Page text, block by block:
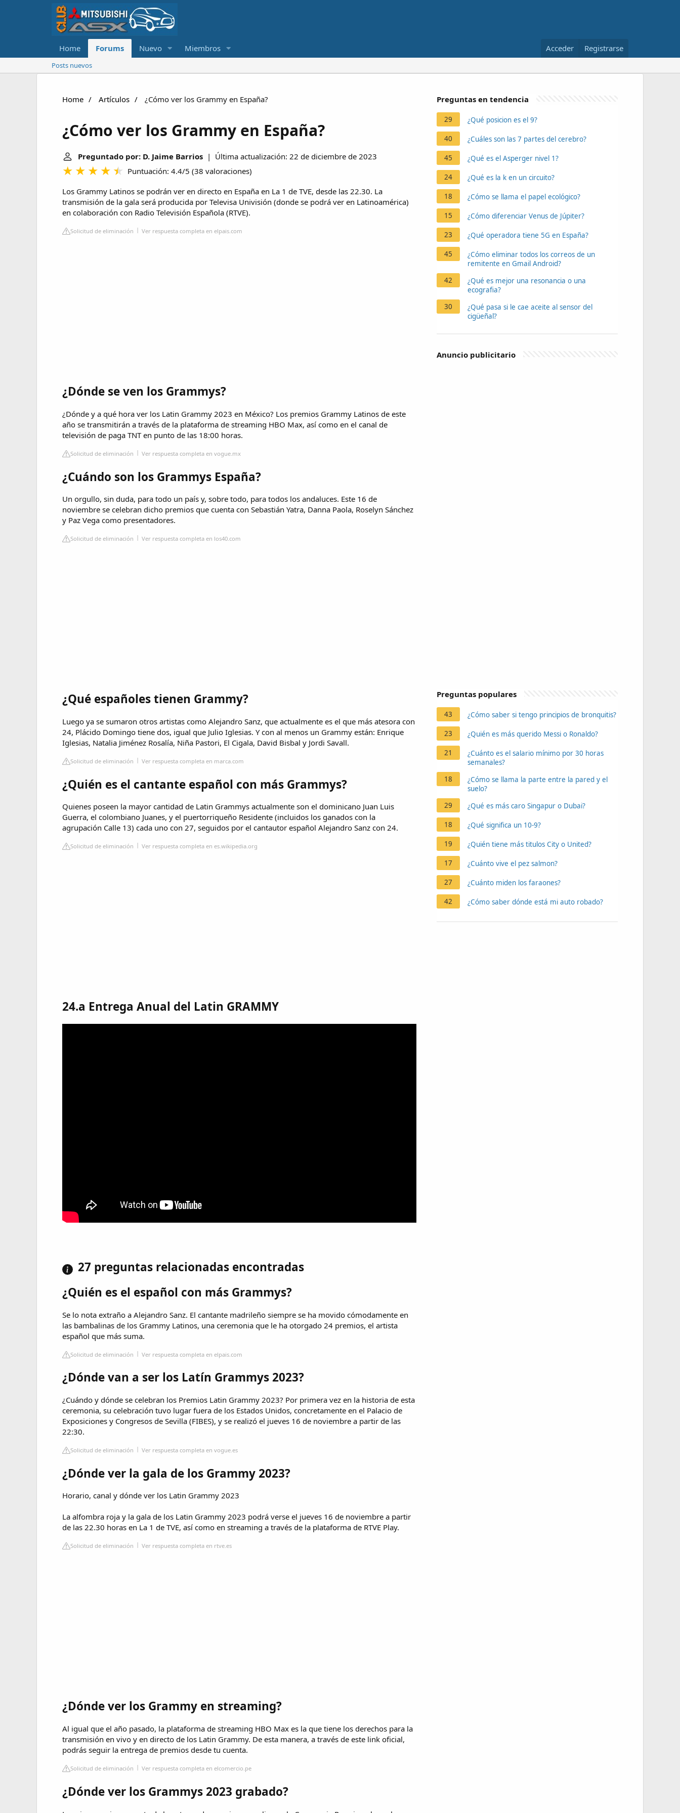
Home Forums Nuevo Miembros Acceder Registrarse
Posts nuevos
Home Artículos ¿Cómo ver los Grammy en España?
¿Cómo ver los Grammy en España?
Preguntado por: D. Jaime Barrios | Última actualización: 22 de diciembre de 2023
Puntuación: 4.4/5 (38 valoraciones)
Los Grammy Latinos se podrán ver en directo en España en La 1 de TVE, desde las 22.30. La
transmisión de la gala será producida por Televisa Univisión (donde se podrá ver en Latinoamérica)
en colaboración con Radio Televisión Española (RTVE).
Solicitud de eliminación Ver respuesta completa en elpais.com
¿Dónde se ven los Grammys?
¿Dónde y a qué hora ver los Latin Grammy 2023 en México? Los premios Grammy Latinos de este
año se transmitirán a través de la plataforma de streaming HBO Max, así como en el canal de
televisión de paga TNT en punto de las 18:00 horas.
Solicitud de eliminación Ver respuesta completa en vogue.mx
¿Cuándo son los Grammys España?
Un orgullo, sin duda, para todo un país y, sobre todo, para todos los andaluces. Este 16 de
noviembre se celebran dicho premios que cuenta con Sebastián Yatra, Danna Paola, Roselyn Sánchez
y Paz Vega como presentadores.
Solicitud de eliminación Ver respuesta completa en los40.com
¿Qué españoles tienen Grammy?
Luego ya se sumaron otros artistas como Alejandro Sanz, que actualmente es el que más atesora con
24, Plácido Domingo tiene dos, igual que Julio Iglesias. Y con al menos un Grammy están: Enrique
Iglesias, Natalia Jiménez Rosalía, Niña Pastori, El Cigala, David Bisbal y Jordi Savall.
Solicitud de eliminación Ver respuesta completa en marca.com
¿Quién es el cantante español con más Grammys?
Quienes poseen la mayor cantidad de Latin Grammys actualmente son el dominicano Juan Luis
Guerra, el colombiano Juanes, y el puertorriqueño Residente (incluidos los ganados con la
agrupación Calle 13) cada uno con 27, seguidos por el cantautor español Alejandro Sanz con 24.
Solicitud de eliminación Ver respuesta completa en es.wikipedia.org
24.a Entrega Anual del Latin GRAMMY
27 preguntas relacionadas encontradas
¿Quién es el español con más Grammys?
Se lo nota extraño a Alejandro Sanz. El cantante madrileño siempre se ha movido cómodamente en
las bambalinas de los Grammy Latinos, una ceremonia que le ha otorgado 24 premios, el artista
español que más suma.
Solicitud de eliminación Ver respuesta completa en elpais.com
¿Dónde van a ser los Latín Grammys 2023?
¿Cuándo y dónde se celebran los Premios Latin Grammy 2023? Por primera vez en la historia de esta
ceremonia, su celebración tuvo lugar fuera de los Estados Unidos, concretamente en el Palacio de
Exposiciones y Congresos de Sevilla (FIBES), y se realizó el jueves 16 de noviembre a partir de las
22:30.
Solicitud de eliminación Ver respuesta completa en vogue.es
¿Dónde ver la gala de los Grammy 2023?
Horario, canal y dónde ver los Latin Grammy 2023
La alfombra roja y la gala de los Latin Grammy 2023 podrá verse el jueves 16 de noviembre a partir
de las 22.30 horas en La 1 de TVE, así como en streaming a través de la plataforma de RTVE Play.
Solicitud de eliminación Ver respuesta completa en rtve.es
¿Dónde ver los Grammy en streaming?
Al igual que el año pasado, la plataforma de streaming HBO Max es la que tiene los derechos para la
transmisión en vivo y en directo de los Latin Grammy. De esta manera, a través de este link oficial,
podrás seguir la entrega de premios desde tu cuenta.
Solicitud de eliminación Ver respuesta completa en elcomercio.pe
¿Dónde ver los Grammys 2023 grabado?
Preguntas en tendencia
29 ¿Qué posicion es el 9?
40 ¿Cuáles son las 7 partes del cerebro?
45 ¿Qué es el Asperger nivel 1?
24 ¿Qué es la k en un circuito?
18 ¿Cómo se llama el papel ecológico?
15 ¿Cómo diferenciar Venus de Júpiter?
23 ¿Qué operadora tiene 5G en España?
45
¿Cómo eliminar todos los correos de un
remitente en Gmail Android?
42
¿Qué es mejor una resonancia o una
ecografia?
30
¿Qué pasa si le cae aceite al sensor del
cigüeñal?
Anuncio publicitario
Preguntas populares
43 ¿Cómo saber si tengo principios de bronquitis?
23 ¿Quién es más querido Messi o Ronaldo?
21
¿Cuánto es el salario mínimo por 30 horas
semanales?
18
¿Cómo se llama la parte entre la pared y el
suelo?
29
¿Qué es más caro Singapur o Dubai?
18 ¿Qué significa un 10-9?
19 ¿Quién tiene más titulos City o United?
17 ¿Cuánto vive el pez salmon?
27 ¿Cuánto miden los faraones?
42 ¿Cómo saber dónde está mi auto robado?